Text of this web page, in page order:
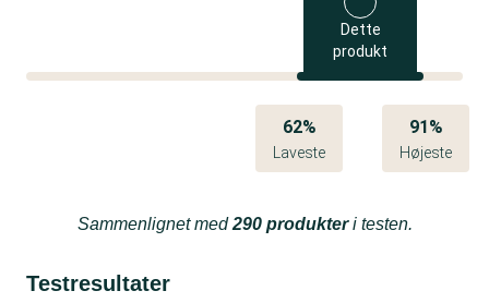
Dette
produkt
62%
Laveste
91%
Højeste
Sammenlignet med290 produkteri testen.
Testresultater